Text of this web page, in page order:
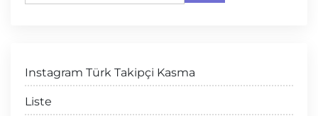
Instagram Türk Takipçi Kasma
Liste